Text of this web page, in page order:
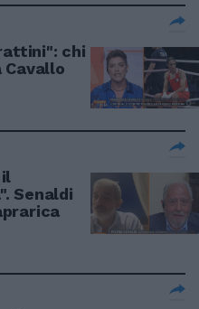
chi
Senaldi